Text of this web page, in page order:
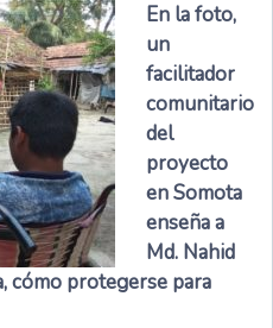
En la foto,
un
facilitador
comunitario
del
proyecto
en Somota
enseña a
Md. Nahid
cómo protegerse para